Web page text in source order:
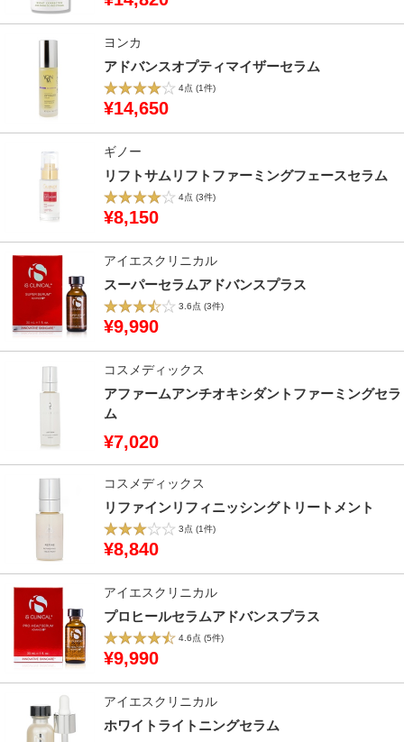
ヨンカ
アドバンスオプティマイザーセラム
4点 (1件)
¥14,650
ギノー
リフトサムリフトファーミングフェースセラム
4点 (3件)
¥8,150
アイエスクリニカル
スーパーセラムアドバンスプラス
3.6点 (3件)
¥9,990
コスメディックス
アファームアンチオキシダントファーミングセラ
ム
¥7,020
コスメディックス
リファインリフィニッシングトリートメント
3点 (1件)
¥8,840
アイエスクリニカル
プロヒールセラムアドバンスプラス
4.6点 (5件)
¥9,990
アイエスクリニカル
ホワイトライトニングセラム